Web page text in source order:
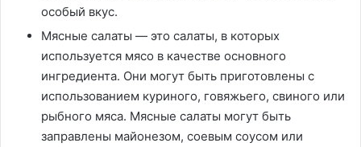
особый вкус.
Мясные салаты — это салаты, в которых
используется мясо в качестве основного
ингредиента. Они могут быть приготовлены с
использованием куриного, говяжьего, свиного или
рыбного мяса. Мясные салаты могут быть
заправлены майонезом, соевым соусом или